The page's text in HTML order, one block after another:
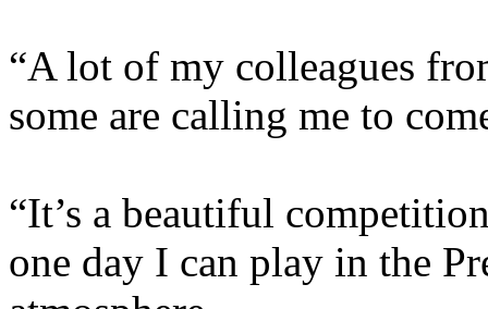
“A lot of my colleagues
some are calling me to
“It’s a beautiful
one day I can play in the